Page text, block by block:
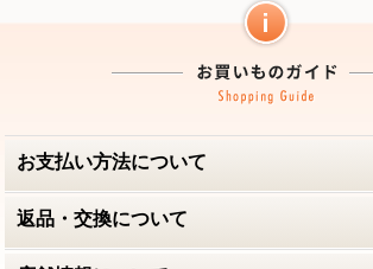
お支払い方法について
返品・交換について